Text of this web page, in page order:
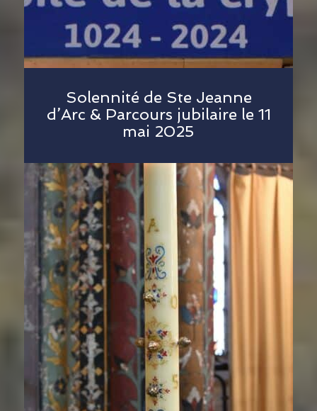
Solennité de Ste Jeanne
d’Arc & Parcours jubilaire le 11
mai 2025